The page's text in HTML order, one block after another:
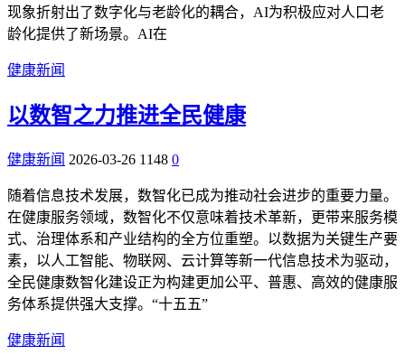
现象折射出了数字化与老龄化的耦合，AI为积极应对人口老
龄化提供了新场景。AI在
健康新闻
以数智之力推进全民健康
健康新闻 2026-03-26 1148 0
随着信息技术发展，数智化已成为推动社会进步的重要力量。
在健康服务领域，数智化不仅意味着技术革新，更带来服务模
式、治理体系和产业结构的全方位重塑。以数据为关键生产要
素，以人工智能、物联网、云计算等新一代信息技术为驱动，
全民健康数智化建设正为构建更加公平、普惠、高效的健康服
务体系提供强大支撑。“十五五”
健康新闻